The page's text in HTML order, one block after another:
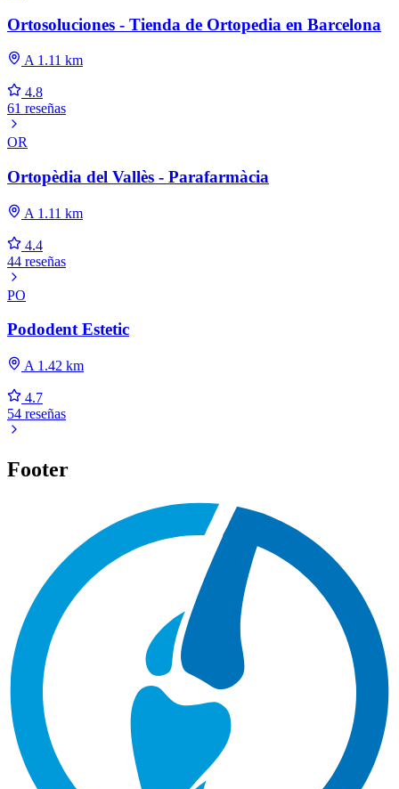
Ortosoluciones - Tienda de Ortopedia en Barcelona
A 1.11 km
4.8
61 reseñas
OR
Ortopèdia del Vallès - Parafarmàcia
A 1.11 km
4.4
44 reseñas
PO
Pododent Estetic
A 1.42 km
4.7
54 reseñas
Footer